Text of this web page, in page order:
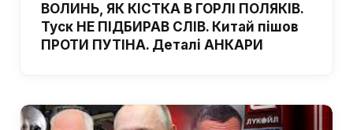
ВОЛИНЬ, ЯК КІСТКА В ГОРЛІ ПОЛЯКІВ.
Туск НЕ ПІДБИРАВ СЛІВ. Китай пішов
ПРОТИ ПУТІНА. Деталі АНКАРИ